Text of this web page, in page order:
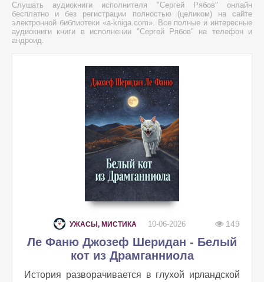
Слушать аудиокниги исполнителя "Сергей Рябов" онлайн
бесплатно и без регистрации полностью (целиком) на сайте
электронной библиотеки «a-kniga.com». Все полные и интересные
аудиокниги книги в исполнении "Сергей Рябов" на телефон и
андроид.
УЖАСЫ, МИСТИКА 10-06-2026 149
Ле Фаню Джозеф Шеридан - Белый
кот из Драмганниола
История разворачивается в глухой ирландской